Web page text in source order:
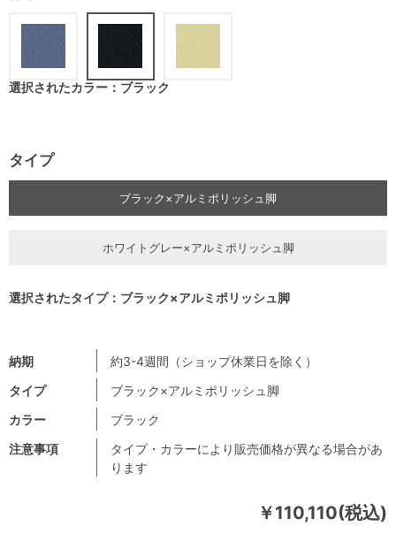
￥110,110(税込)
注意事項
タイプ・カラーにより販売価格が異なる場合があ
ります
納期
約3-4週間（ショップ休業日を除く）
タイプ
ブラック×アルミポリッシュ脚
カラー
ブラック
選択されたカラー：ブラック
タイプ
ブラック×アルミポリッシュ脚
ホワイトグレー×アルミポリッシュ脚
選択されたタイプ：ブラック×アルミポリッシュ脚